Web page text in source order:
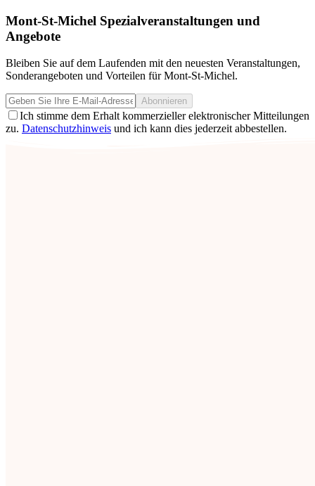
Mont-St-Michel Spezialveranstaltungen und
Angebote
Bleiben Sie auf dem Laufenden mit den neuesten Veranstaltungen,
Sonderangeboten und Vorteilen für Mont-St-Michel.
Abonnieren
Ich stimme dem Erhalt kommerzieller elektronischer Mitteilungen
zu. Datenschutzhinweis und ich kann dies jederzeit abbestellen.